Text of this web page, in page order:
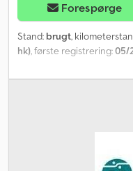
Forespørge
Stand: brugt,
hk), første registrering:05/
akslekonfiguration:6x4,
aluminium-opbygning,